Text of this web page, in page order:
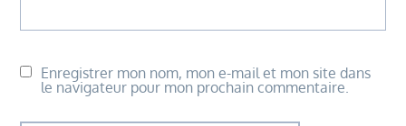
Enregistrer mon nom, mon e-mail et mon site dans
le navigateur pour mon prochain commentaire.